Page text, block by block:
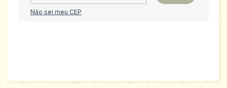
Não sei meu CEP